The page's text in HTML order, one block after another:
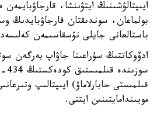
ايىپتالۋشىنىڭ ايتۋىنشا،
بولماعان، سوندىقتان قارجاۋبايدىڭ
باستالعانى جايلى نۇسقاسىمەن
ادۆوكاتتىڭ سۇراعىنا جاۋاپ بەرگەن
قىلمىستى حابارلاماۋ) ايىپتالىپ
مويىندامايتىنىن ايتتى.